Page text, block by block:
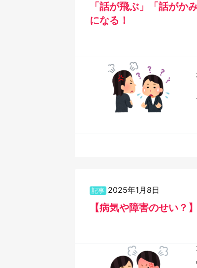
「話が飛ぶ」「話がか
になる！
記事 2025年1月8日
【病気や障害のせい？